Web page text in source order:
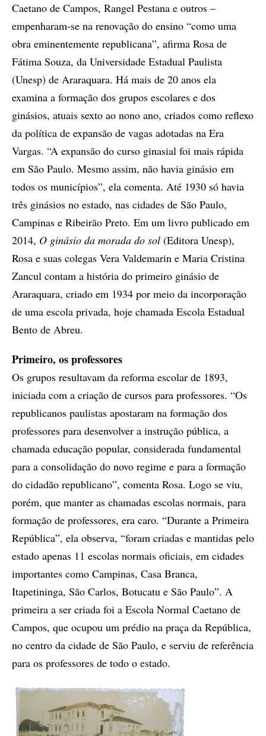
Caetano de Campos, Rangel Pestana e outros –
empenharam-se na renovação do ensino “como uma
obra eminentemente republicana”, afirma Rosa de
Fátima Souza, da Universidade Estadual Paulista
(Unesp) de Araraquara. Há mais de 20 anos ela
examina a formação dos grupos escolares e dos
ginásios, atuais sexto ao nono ano, criados como reflexo
da política de expansão de vagas adotadas na Era
Vargas. “A expansão do curso ginasial foi mais rápida
em São Paulo. Mesmo assim, não havia ginásio em
todos os municípios”, ela comenta. Até 1930 só havia
três ginásios no estado, nas cidades de São Paulo,
Campinas e Ribeirão Preto. Em um livro publicado em
2014, O ginásio da morada do sol (Editora Unesp),
Rosa e suas colegas Vera Valdemarin e Maria Cristina
Zancul contam a história do primeiro ginásio de
Araraquara, criado em 1934 por meio da incorporação
de uma escola privada, hoje chamada Escola Estadual
Bento de Abreu.
Primeiro, os professores
Os grupos resultavam da reforma escolar de 1893,
iniciada com a criação de cursos para professores. “Os
republicanos paulistas apostaram na formação dos
professores para desenvolver a instrução pública, a
chamada educação popular, considerada fundamental
para a consolidação do novo regime e para a formação
do cidadão republicano”, comenta Rosa. Logo se viu,
porém, que manter as chamadas escolas normais, para
formação de professores, era caro. “Durante a Primeira
República”, ela observa, “foram criadas e mantidas pelo
estado apenas 11 escolas normais oficiais, em cidades
importantes como Campinas, Casa Branca,
Itapetininga, São Carlos, Botucatu e São Paulo”. A
primeira a ser criada foi a Escola Normal Caetano de
Campos, que ocupou um prédio na praça da República,
no centro da cidade de São Paulo, e serviu de referência
para os professores de todo o estado.